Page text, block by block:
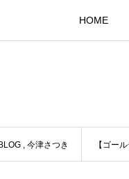
HOME
今津さつき 【ゴー